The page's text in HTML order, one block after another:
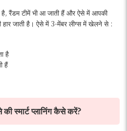
है, रैंडम टीमें भी आ जाती हैं और ऐसे में आपकी
हार जाती है। ऐसे में 3-मेंबर लीग्स में खेलने से :
है
हैं
स्मार्ट प्लानिंग कैसे करें?